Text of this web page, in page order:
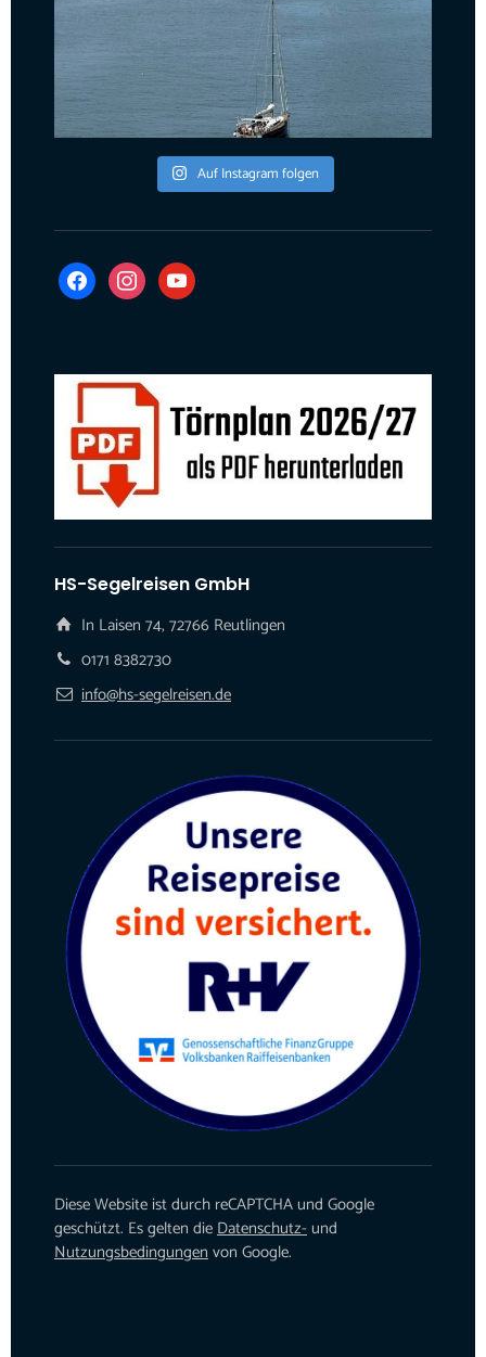
Auf Instagram folgen
facebookinstagramyoutube
HS-Segelreisen GmbH
In Laisen 74, 72766 Reutlingen
0171 8382730
info@hs-segelreisen.de
Diese Website ist durch reCAPTCHA und Google
geschützt. Es gelten dieDatenschutz- und
Nutzungsbedingungenvon Google.